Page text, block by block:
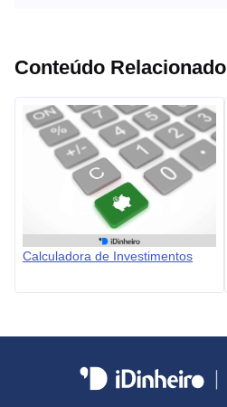
Conteúdo Relacionado
Calculadora de Investimentos